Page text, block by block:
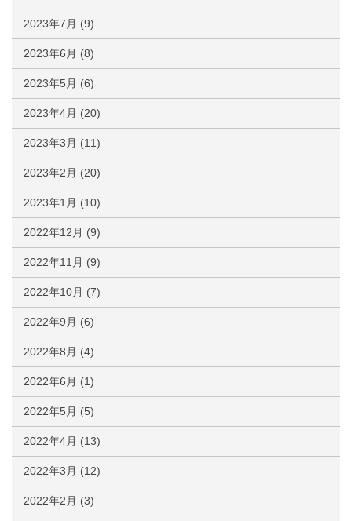
2023年7月 (9)
2023年6月 (8)
2023年5月 (6)
2023年4月 (20)
2023年3月 (11)
2023年2月 (20)
2023年1月 (10)
2022年12月 (9)
2022年11月 (9)
2022年10月 (7)
2022年9月 (6)
2022年8月 (4)
2022年6月 (1)
2022年5月 (5)
2022年4月 (13)
2022年3月 (12)
2022年2月 (3)